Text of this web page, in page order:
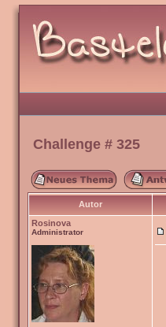
Challenge # 325
Autor
Rosinova
Administrator